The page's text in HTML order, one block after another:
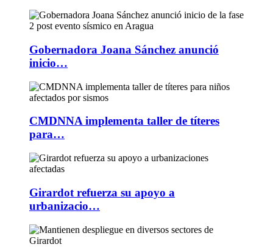
Gobernadora Joana Sánchez anunció
inicio…
CMDNNA implementa taller de títeres
para…
Girardot refuerza su apoyo a
urbanizacio…